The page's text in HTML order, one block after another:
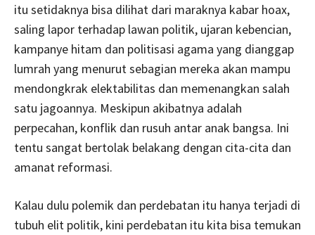
itu setidaknya bisa dilihat dari maraknya kabar hoax,
saling lapor terhadap lawan politik, ujaran kebencian,
kampanye hitam dan politisasi agama yang dianggap
lumrah yang menurut sebagian mereka akan mampu
mendongkrak elektabilitas dan memenangkan salah
satu jagoannya. Meskipun akibatnya adalah
perpecahan, konflik dan rusuh antar anak bangsa. Ini
tentu sangat bertolak belakang dengan cita-cita dan
amanat reformasi.
Kalau dulu polemik dan perdebatan itu hanya terjadi di
tubuh elit politik, kini perdebatan itu kita bisa temukan